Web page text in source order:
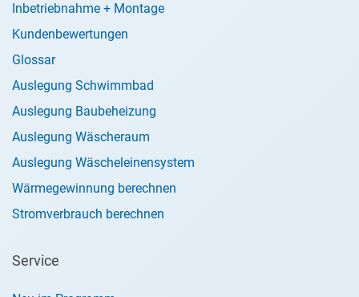
Inbetriebnahme + Montage
Kundenbewertungen
Glossar
Auslegung Schwimmbad
Auslegung Baubeheizung
Auslegung Wäscheraum
Auslegung Wäscheleinensystem
Wärmegewinnung berechnen
Stromverbrauch berechnen
Service